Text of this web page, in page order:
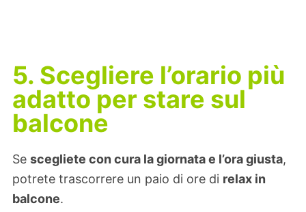
5. Scegliere l’orario più
adatto per stare sul
balcone
Se scegliete con cura la giornata e l’ora giusta,
potrete trascorrere un paio di ore di relax in
balcone.